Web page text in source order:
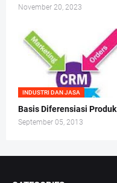
November 20, 2023
INDUSTRI DAN JASA
Basis Diferensiasi Produk
September 05, 2013